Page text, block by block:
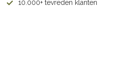
10.000+ tevreden klanten